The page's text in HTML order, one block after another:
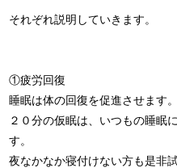
それぞれ説明していきます。
①疲労回復
睡眠は体の回復を促進させます。
２０分の仮眠は、いつもの睡眠
す。
夜なかなか寝付けない方も是非